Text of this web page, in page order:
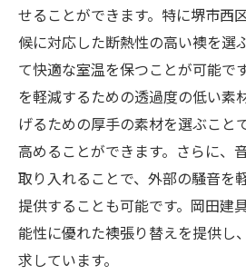
せることができます。特に堺市西
候に対応した断熱性の高い襖を選
て快適な室温を保つことが可能で
を軽減するための透過度の低い素
げるための厚手の素材を選ぶこと
高めることができます。さらに、
取り入れることで、外部の騒音を
提供することも可能です。岡田建
能性に優れた襖張り替えを提供し
求しています。